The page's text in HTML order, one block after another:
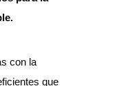
con la
que